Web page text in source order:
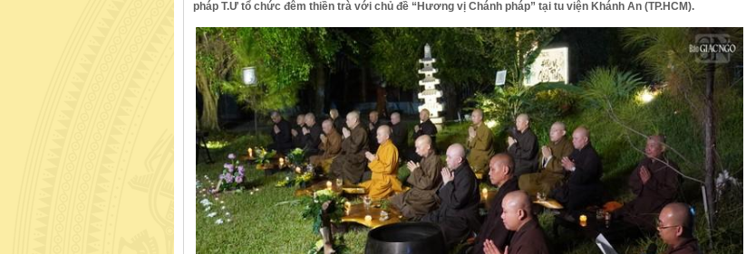
pháp T.Ư tổ chức đêm thiền trà với chủ đề “Hương vị Chánh pháp” tại tu viện Khánh An (TP.HCM).